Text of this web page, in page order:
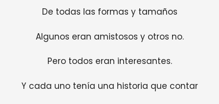
De todas las formas y tamaños
Algunos eran amistosos y otros no.
Pero todos eran interesantes.
Y cada uno tenía una historia que contar